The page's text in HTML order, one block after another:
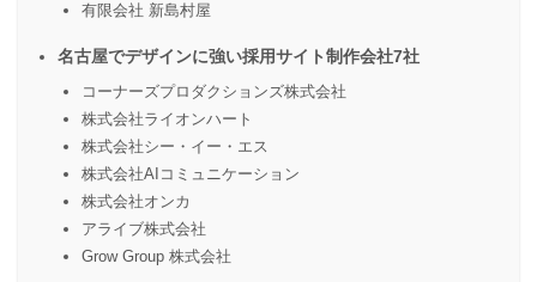
有限会社 新島村屋
名古屋でデザインに強い採用サイト制作会社7社
コーナーズプロダクションズ株式会社
株式会社ライオンハート
株式会社シー・イー・エス
株式会社AIコミュニケーション
株式会社オンカ
アライブ株式会社
Grow Group 株式会社